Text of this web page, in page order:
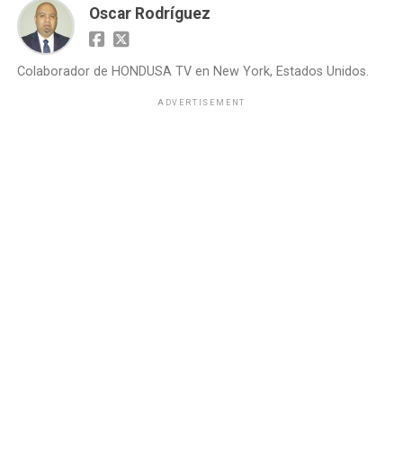
Oscar Rodríguez
Colaborador de HONDUSA TV en New York, Estados Unidos.
ADVERTISEMENT